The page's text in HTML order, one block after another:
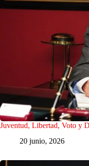
Juventud, Libertad, Voto y
20 junio, 2026